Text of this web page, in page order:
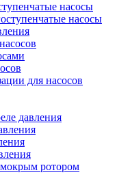
насосы
насосы
для насосов
давления
ротором